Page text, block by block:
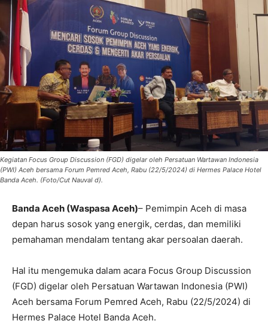
Kegiatan Focus Group Discussion (FGD) digelar oleh Persatuan Wartawan Indonesia
(PWI) Aceh bersama Forum Pemred Aceh, Rabu (22/5/2024) di Hermes Palace Hotel
Banda Aceh. (Foto/Cut Nauval d).
Banda Aceh (Waspasa Aceh)– Pemimpin Aceh di masa
depan harus sosok yang energik, cerdas, dan memiliki
pemahaman mendalam tentang akar persoalan daerah.
Hal itu mengemuka dalam acara Focus Group Discussion
(FGD) digelar oleh Persatuan Wartawan Indonesia (PWI)
Aceh bersama Forum Pemred Aceh, Rabu (22/5/2024) di
Hermes Palace Hotel Banda Aceh.